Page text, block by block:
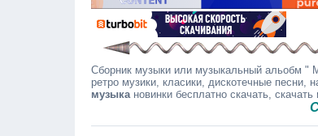
Сборник музыки или музыкальный альобм "
ретро музики, класики, дискотечные песни,
музыкановинки бесплатно скачать,